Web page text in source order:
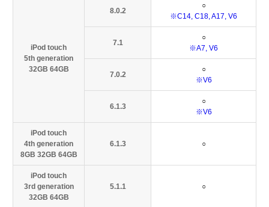
iPod touch
5th generation
32GB 64GB
8.0.2
○
※C14, C18, A17, V6
7.1
○
※A7, V6
7.0.2
○
※V6
6.1.3
○
※V6
iPod touch
4th generation
8GB 32GB 64GB
6.1.3 ○
iPod touch
3rd generation
32GB 64GB
5.1.1 ○